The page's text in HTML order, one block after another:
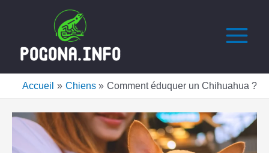
Menu
Accueil Chiens Comment éduquer un Chihuahua ?